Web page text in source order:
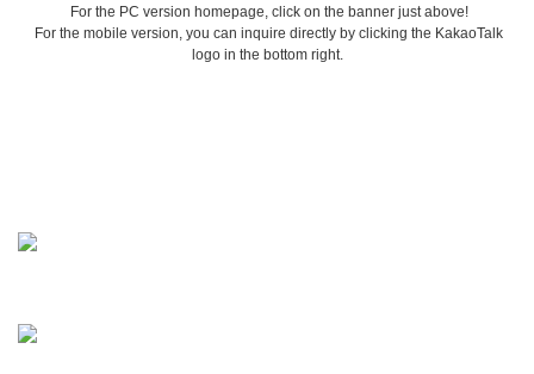
For the PC version homepage, click on the banner just above!
For the mobile version, you can inquire directly by clicking the KakaoTalk
logo in the bottom right.